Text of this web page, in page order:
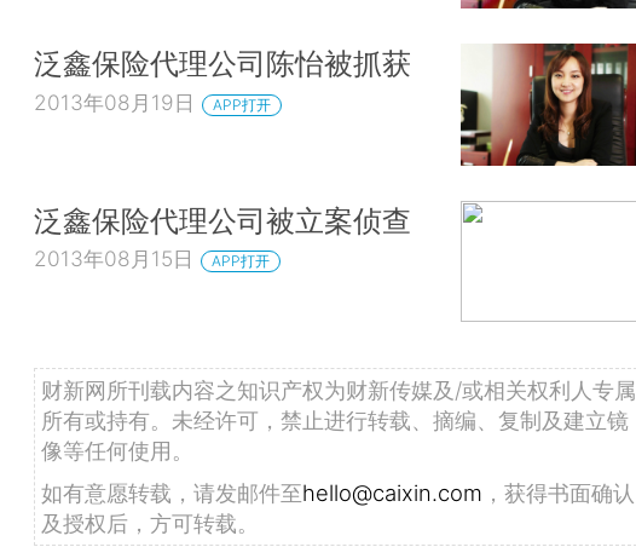
泛鑫保险代理公司陈怡被抓获
2013年08月19日 APP打开
泛鑫保险代理公司被立案侦查
2013年08月15日 APP打开
财新网所刊载内容之知识产权为财新传媒及/或相关权利人专属
所有或持有。未经许可，禁止进行转载、摘编、复制及建立镜
像等任何使用。
如有意愿转载，请发邮件至hello@caixin.com ，获得书面确认
及授权后，方可转载。